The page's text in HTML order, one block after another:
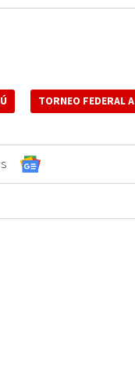
TORNEO FEDERAL A